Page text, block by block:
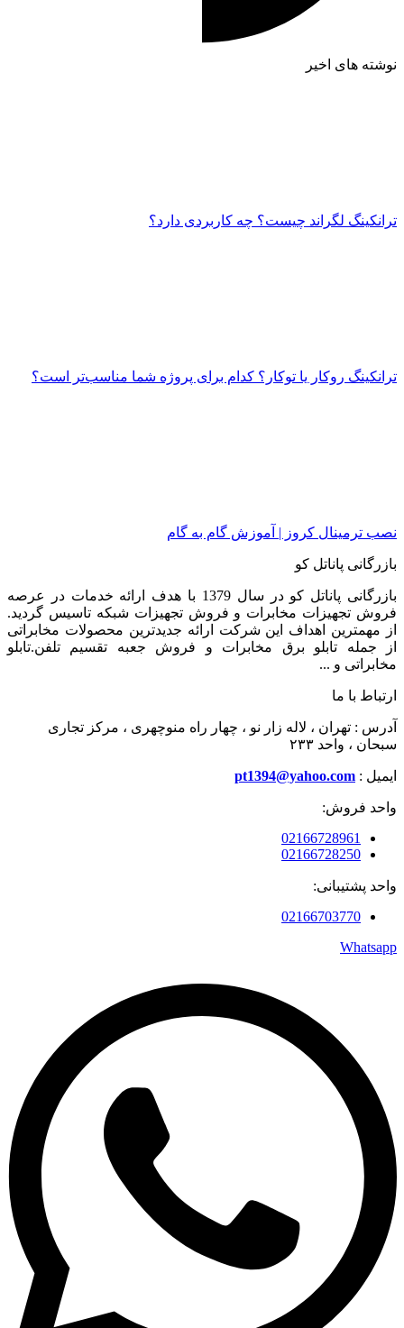
نوشته های اخیر
ترانکینگ لگراند چیست؟ چه کاربردی دارد؟
ترانکینگ روکار یا توکار؟ کدام برای پروژه شما مناسب‌تر است؟
نصب ترمینال کروز | آموزش گام به گام
بازرگانی پاناتل کو
بازرگانی پاناتل کو در سال 1379 با هدف ارائه خدمات در عرصه
فروش تجهیزات مخابرات و فروش تجهیزات شبکه تاسیس گردید.
از مهمترین اهداف این شرکت ارائه جدیدترین محصولات مخابراتی
از جمله تابلو برق مخابرات و فروش جعبه تقسیم تلفن.تابلو
مخابراتی و ...
ارتباط با ما
آدرس : تهران ، لاله زار نو ، چهار راه منوچهری ، مرکز تجاری
سبحان ، واحد ۲۳۳
ایمیل : pt1394@yahoo.com
واحد فروش:
02166728961
02166728250
واحد پشتیبانی:
02166703770
Whatsapp